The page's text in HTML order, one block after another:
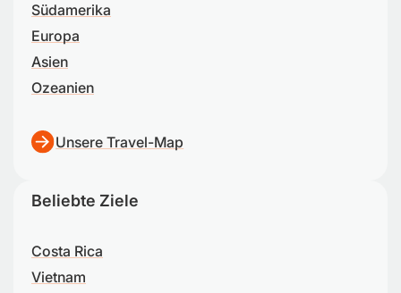
Südamerika
Europa
Asien
Ozeanien
Unsere Travel-Map
Beliebte Ziele
Costa Rica
Vietnam